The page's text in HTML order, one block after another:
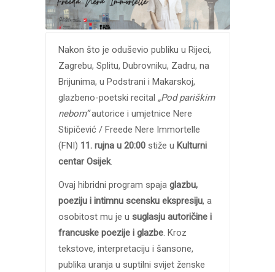
Nakon što je oduševio publiku u Rijeci,
Zagrebu, Splitu, Dubrovniku, Zadru, na
Brijunima, u Podstrani i Makarskoj,
glazbeno-poetski recital „Pod pariškim
nebom”autorice i umjetnice Nere
Stipičević / Freede Nere Immortelle
(FNI) 11. rujna u 20:00stiže u Kulturni
centar Osijek.
Ovaj hibridni program spaja glazbu,
poeziju i intimnu scensku ekspresiju, a
osobitost mu je u suglasju autoričine i
francuske poezije i glazbe. Kroz
tekstove, interpretaciju i šansone,
publika uranja u suptilni svijet ženske